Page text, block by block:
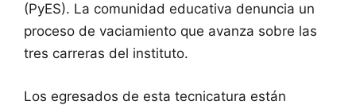
(PyES). La comunidad educativa denuncia un
proceso de vaciamiento que avanza sobre las
tres carreras del instituto.
Los egresados de esta tecnicatura están